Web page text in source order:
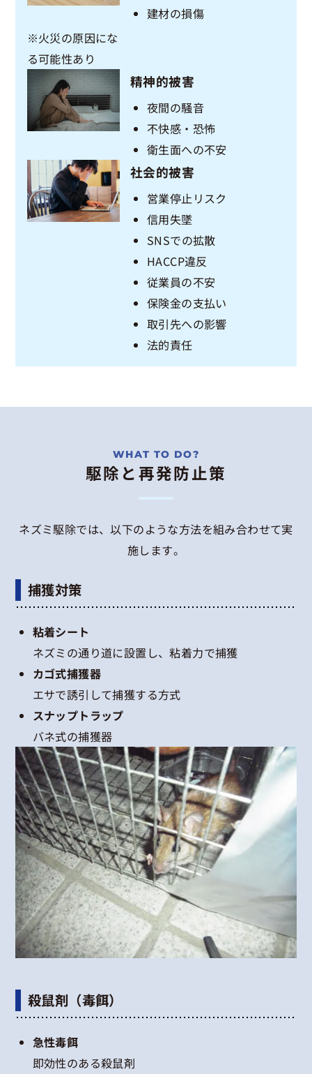
建材の損傷
※火災の原因にな
る可能性あり
精神的被害
夜間の騒音
不快感・恐怖
衛生面への不安
社会的被害
営業停止リスク
信用失墜
SNSでの拡散
HACCP違反
従業員の不安
保険金の支払い
取引先への影響
法的責任
駆除と再発防止策
ネズミ駆除では、以下のような方法を組み合わせて実
施します。
捕獲対策
粘着シート
ネズミの通り道に設置し、粘着力で捕獲
カゴ式捕獲器
エサで誘引して捕獲する方式
スナップトラップ
バネ式の捕獲器
殺鼠剤（毒餌）
急性毒餌
即効性のある殺鼠剤